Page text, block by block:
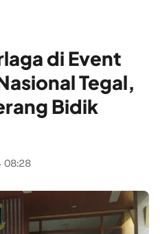
di Event
Tegal,
Bidik
08:28